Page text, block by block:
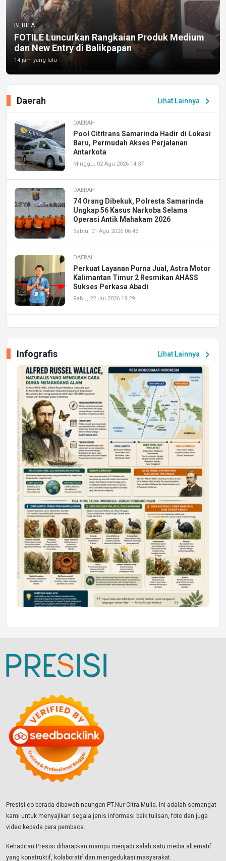
BERITA
FOTILE Luncurkan Rangkaian Produk Medium
dan New Entry di Balikpapan
14 jam yang lalu
Lihat Lainnya chevron_right
Daerah
DAERAH
Pool Cititrans Samarinda Hadir di Lokasi
Baru, Permudah Akses Perjalanan
Antarkota
Minggu, 02 Agu 2026 14:37
DAERAH
74 Orang Dibekuk, Polresta Samarinda
Ungkap 56 Kasus Narkoba Selama
Operasi Antik Mahakam 2026
Sabtu, 01 Agu 2026 06:43
DAERAH
Perkuat Layanan Purna Jual, Astra Motor
Kalimantan Timur 2 Resmikan AHASS
Sukses Perkasa Abadi
Rabu, 22 Jul 2026 19:29
Peluang Kerja dan Magang
Jumat, 17 Jul 2026 22:30
DAERAH
Astra Motor Kalimantan Timur 2 Dukung
Mahasiswa Samarinda dalam Astra
Honda SDGs Future Leaders 2026
Jumat, 10 Jul 2026 19:01
Lihat Lainnya chevron_right
Infografis
Presisi.co berada dibawah naungan PT.Nur Citra Mulia. Ini adalah semangat
kami untuk menyajikan segala jenis informasi baik tulisan, foto dan juga
video kepada para pembaca.
Kehadiran Presisi diharapkan mampu menjadi salah satu media alternatif
yang konstruktif, kolaboratif dan mengedukasi masyarakat.